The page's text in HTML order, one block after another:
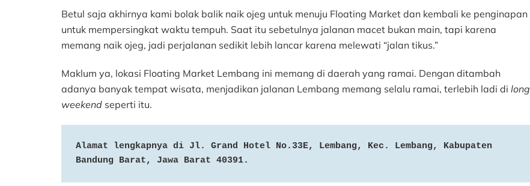
Betul saja akhirnya kami bolak balik naik ojeg untuk menuju Floating Market dan kembali ke penginapan
untuk mempersingkat waktu tempuh. Saat itu sebetulnya jalanan macet bukan main, tapi karena
memang naik ojeg, jadi perjalanan sedikit lebih lancar karena melewati “jalan tikus.”
Maklum ya, lokasi Floating Market Lembang ini memang di daerah yang ramai. Dengan ditambah
adanya banyak tempat wisata, menjadikan jalanan Lembang memang selalu ramai, terlebih ladi di long
weekend seperti itu.
Alamat lengkapnya di Jl. Grand Hotel No.33E, Lembang, Kec. Lembang, Kabupaten
Bandung Barat, Jawa Barat 40391.